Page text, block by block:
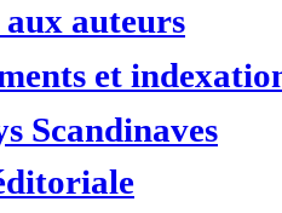
aux auteurs
et
Scandinaves